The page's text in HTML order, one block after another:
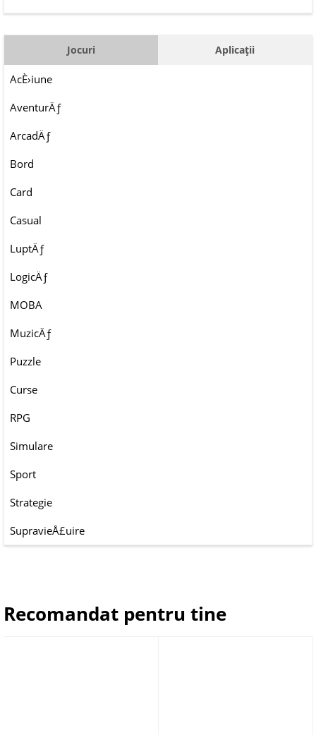
Jocuri Aplicații
AcÈ›iune
AventurÄƒ
ArcadÄƒ
Bord
Card
Casual
LuptÄƒ
LogicÄƒ
MOBA
MuzicÄƒ
Puzzle
Curse
RPG
Simulare
Sport
Strategie
SupravieÅ£uire
Recomandat pentru tine